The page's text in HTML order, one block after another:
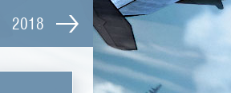
2018